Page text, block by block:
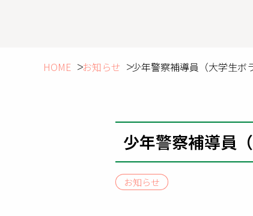
HOME お知らせ 少年警察補導員（大学生ボ
少年警察補導員
お知らせ